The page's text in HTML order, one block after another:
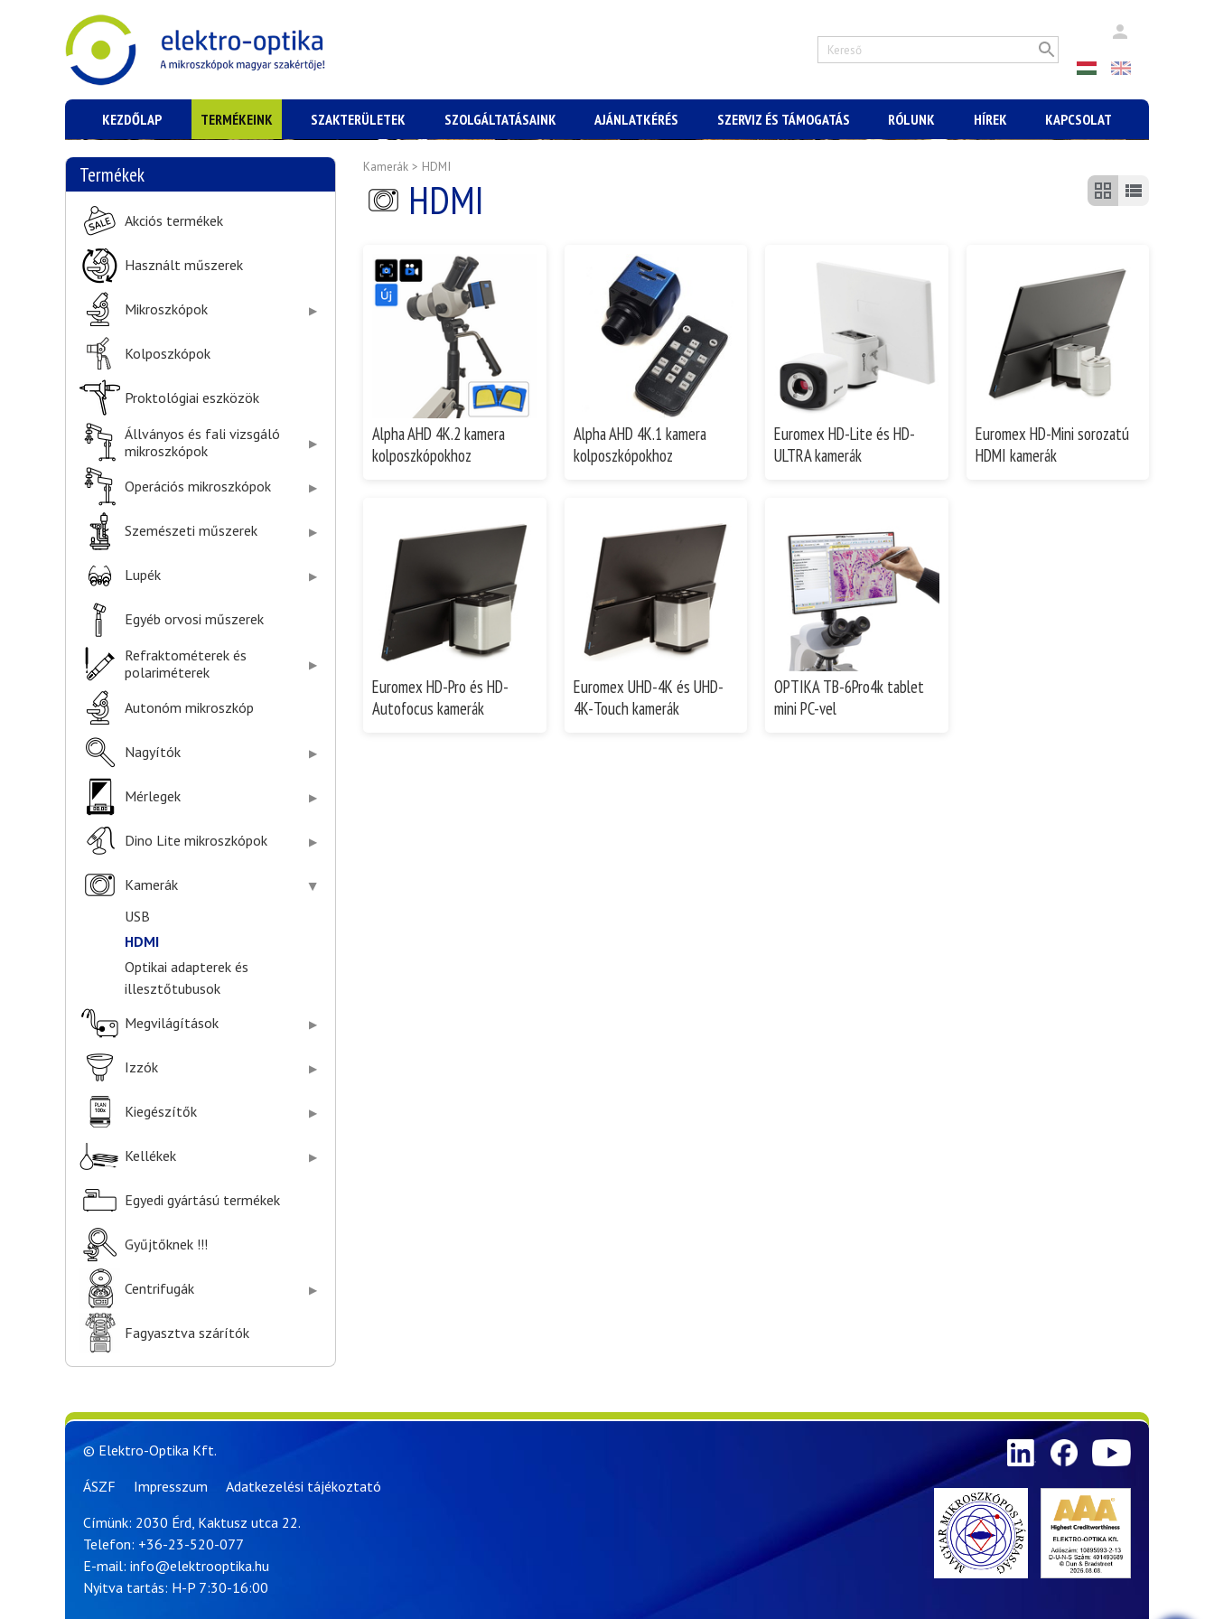
KEZDŐLAP TERMÉKEINK SZAKTERÜLETEK SZOLGÁLTATÁSAINK AJÁNLATKÉRÉS SZERVIZ ÉS TÁMOGATÁS RÓLUNK HÍREK KAPCSOLAT
Termékek
Akciós termékek
Használt műszerek
Mikroszkópok
Kolposzkópok
Proktológiai eszközök
Állványos és fali vizsgáló
mikroszkópok
Operációs mikroszkópok
Szemészeti műszerek
Lupék
Egyéb orvosi műszerek
Refraktométerek és
polariméterek
Autonóm mikroszkóp
Nagyítók
Mérlegek
Dino Lite mikroszkópok
Kamerák
USB
HDMI
Optikai adapterek és
illesztőtubusok
Megvilágítások
Izzók
Kiegészítők
Kellékek
Egyedi gyártású termékek
Gyűjtőknek !!!
Centrifugák
Fagyasztva szárítók
Kamerák > HDMI
HDMI
Alpha AHD 4K.2 kamera
kolposzkópokhoz
Alpha AHD 4K.1 kamera
kolposzkópokhoz
Euromex HD-Lite és HD-
ULTRA kamerák
Euromex HD-Mini sorozatú
HDMI kamerák
Euromex HD-Pro és HD-
Autofocus kamerák
Euromex UHD-4K és UHD-
4K-Touch kamerák
OPTIKA TB-6Pro4k tablet
mini PC-vel
© Elektro-Optika Kft.
ÁSZF
Impresszum
Adatkezelési tájékoztató
Címünk: 2030 Érd, Kaktusz utca 22.
Telefon: +36-23-520-077
E-mail: info@elektrooptika.hu
Nyitva tartás: H-P 7:30-16:00